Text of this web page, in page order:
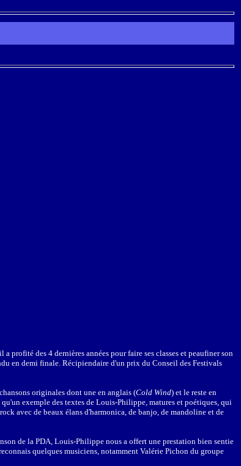
profité des 4 dernières années pour faire ses classes et peaufiner son
en demi finale. Récipiendaire d'un prix du Conseil des Festivals
originales dont une en anglais (Cold Wind) et le reste en
exemple des textes de Louis-Philippe, matures et poétiques, qui
avec de beaux élans d'harmonica, de banjo, de mandoline et de
de la PDA, Louis-Philippe nous a offert une prestation bien sentie
quelques musiciens, notamment Valérie Pichon du groupe